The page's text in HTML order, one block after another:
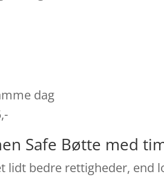
dag
Safe Bøtte med
lidt bedre rettigheder,